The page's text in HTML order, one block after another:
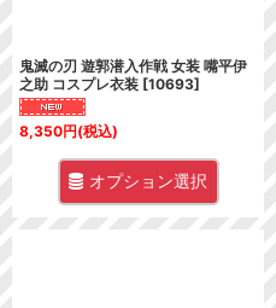
鬼滅の刃 遊郭潜入作戦 女装 嘴平伊
之助 コスプレ衣装 [10693]
8,350円(税込)
オプション選択